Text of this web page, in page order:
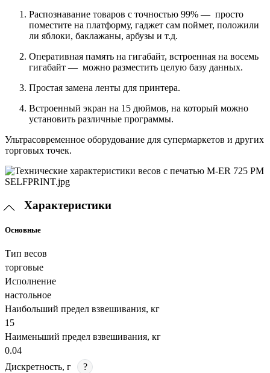
Распознавание товаров с точностью 99% — просто
поместите на платформу, гаджет сам поймет, положили
ли яблоки, баклажаны, арбузы и т.д.
Оперативная память на гигабайт, встроенная на восемь
гигабайт — можно разместить целую базу данных.
Простая замена ленты для принтера.
Встроенный экран на 15 дюймов, на который можно
установить различные программы.
Ультрасовременное оборудование для супермаркетов и других
торговых точек.
Характеристики
Основные
Тип весов
торговые
Исполнение
настольное
Наибольший предел взвешивания, кг
15
Наименьший предел взвешивания, кг
0.04
Дискретность, г
?